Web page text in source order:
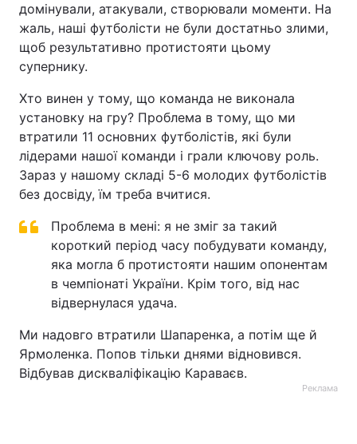
домінували, атакували, створювали моменти. На
жаль, наші футболісти не були достатньо злими,
щоб результативно протистояти цьому
супернику.
Хто винен у тому, що команда не виконала
установку на гру? Проблема в тому, що ми
втратили 11 основних футболістів, які були
лідерами нашої команди і грали ключову роль.
Зараз у нашому складі 5-6 молодих футболістів
без досвіду, їм треба вчитися.
Проблема в мені: я не зміг за такий
короткий період часу побудувати команду,
яка могла б протистояти нашим опонентам
в чемпіонаті України. Крім того, від нас
відвернулася удача.
Ми надовго втратили Шапаренка, а потім ще й
Ярмоленка. Попов тільки днями відновився.
Відбував дискваліфікацію Караваєв.
Реклама